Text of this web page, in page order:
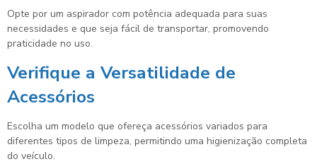
Opte por um aspirador com potência adequada para suas
necessidades e que seja fácil de transportar, promovendo
praticidade no uso.
Verifique a Versatilidade de
Acessórios
Escolha um modelo que ofereça acessórios variados para
diferentes tipos de limpeza, permitindo uma higienização completa
do veículo.